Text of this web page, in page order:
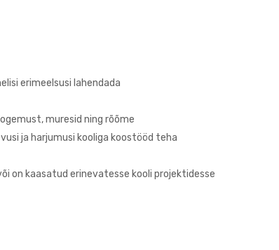
erimeelsusi lahendada
muresid ning rõõme
ja harjumusi kooliga koostööd teha
on kaasatud erinevatesse kooli projektidesse